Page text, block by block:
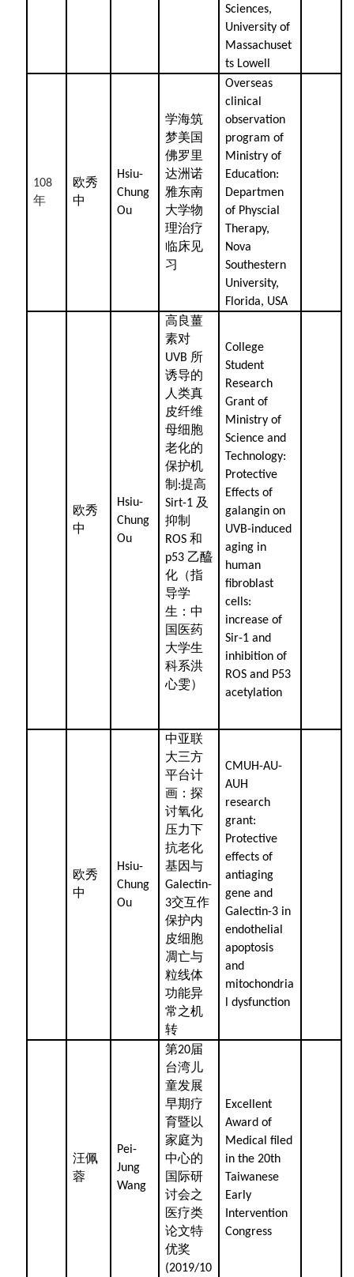
Sciences,
University of
Massachuset
ts Lowell
108
年
欧秀
中
Hsiu-
Chung
Ou
学海筑
梦美国
佛罗里
达洲诺
雅东南
大学物
理治疗
临床见
习
Overseas
clinical
observation
program of
Ministry of
Education:
Departmen
of Physcial
Therapy,
Nova
Southestern
University,
Florida, USA
欧秀
中
Hsiu-
Chung
Ou
高良薑
素对
UVB 所
诱导的
人类真
皮纤维
母细胞
老化的
保护机
制 :提高
Sirt-1 及
抑制
ROS 和
p53 乙醯
化（指
导学
生：中
国医药
大学生
科系洪
心雯）
College
Student
Research
Grant of
Ministry of
Science and
Technology:
Protective
Effects of
galangin on
UVB-induced
aging in
human
fibroblast
cells:
increase of
Sir-1 and
inhibition of
ROS and P53
acetylation
欧秀
中
Hsiu-
Chung
Ou
中亚联
大三方
平台计
画：探
讨氧化
压力下
抗老化
基因与
Galectin-
3交互作
保护内
皮细胞
凋亡与
粒线体
功能异
常之机
转
CMUH-AU-
AUH
research
grant:
Protective
effects of
antiaging
gene and
Galectin-3 in
endothelial
apoptosis
and
mitochondria
l dysfunction
汪佩
蓉
Pei-
Jung
Wang
第20届
台湾儿
童发展
早期疗
育暨以
家庭为
中心的
国际研
讨会之
医疗类
论文特
优奖
(2019/10
Excellent
Award of
Medical filed
in the 20th
Taiwanese
Early
Intervention
Congress